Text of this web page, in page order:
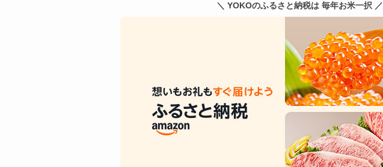
＼ YOKOのふるさと納税は 毎年お米一択 ／